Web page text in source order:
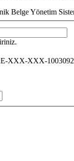
Belge Yönetim
XXX-XXX-